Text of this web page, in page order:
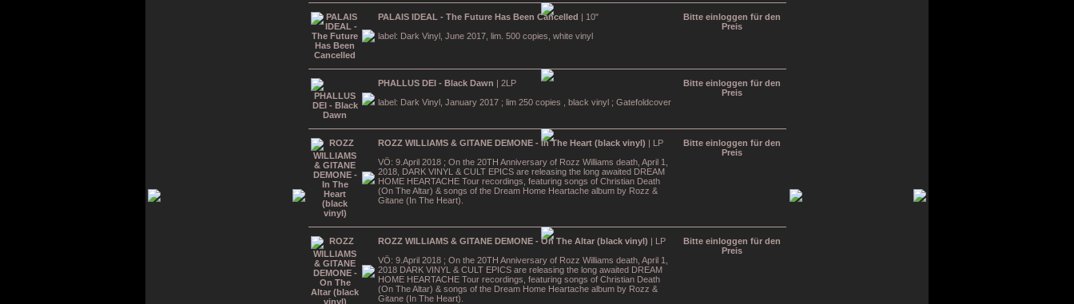
PALAIS IDEAL - The Future Has Been Cancelled | 10"
label: Dark Vinyl, June 2017, lim. 500 copies, white vinyl
Bitte einloggen für den
Preis
PHALLUS DEI - Black Dawn | 2LP
label: Dark Vinyl, January 2017 ; lim 250 copies , black vinyl ; Gatefoldcover
Bitte einloggen für den
Preis
ROZZ WILLIAMS & GITANE DEMONE - In The Heart (black vinyl) | LP
VÖ: 9.April 2018 ; On the 20TH Anniversary of Rozz Williams death, April 1,
2018, DARK VINYL & CULT EPICS are releasing the long awaited DREAM
HOME HEARTACHE Tour recordings, featuring songs of Christian Death
(On The Altar) & songs of the Dream Home Heartache album by Rozz &
Gitane (In The Heart).
Bitte einloggen für den
Preis
ROZZ WILLIAMS & GITANE DEMONE - On The Altar (black vinyl) | LP
VÖ: 9.April 2018 ; On the 20TH Anniversary of Rozz Williams death, April 1,
2018 DARK VINYL & CULT EPICS are releasing the long awaited DREAM
HOME HEARTACHE Tour recordings, featuring songs of Christian Death
(On The Altar) & songs of the Dream Home Heartache album by Rozz &
Gitane (In The Heart).
Bitte einloggen für den
Preis